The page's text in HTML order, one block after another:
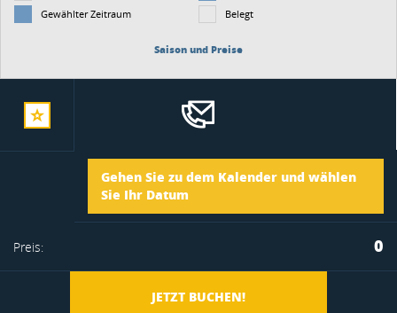
Gewählter Zeitraum
Belegt
Saison und Preise
Gehen Sie zu dem Kalender und wählen
Sie Ihr Datum
Ankunft
Abreise
Preis: 0
JETZT BUCHEN!